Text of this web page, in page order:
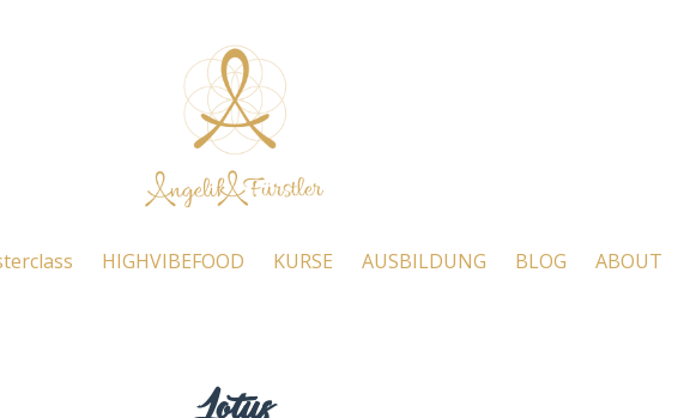
HIGHVIBEFOOD KURSE AUSBILDUNG BLOG ABOUT